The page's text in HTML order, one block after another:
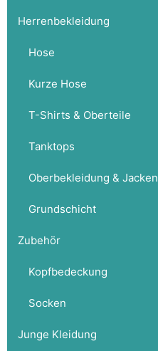
Herrenbekleidung
Hose
Kurze Hose
T-Shirts & Oberteile
Tanktops
Oberbekleidung & Jacken
Grundschicht
Zubehör
Kopfbedeckung
Socken
Junge Kleidung